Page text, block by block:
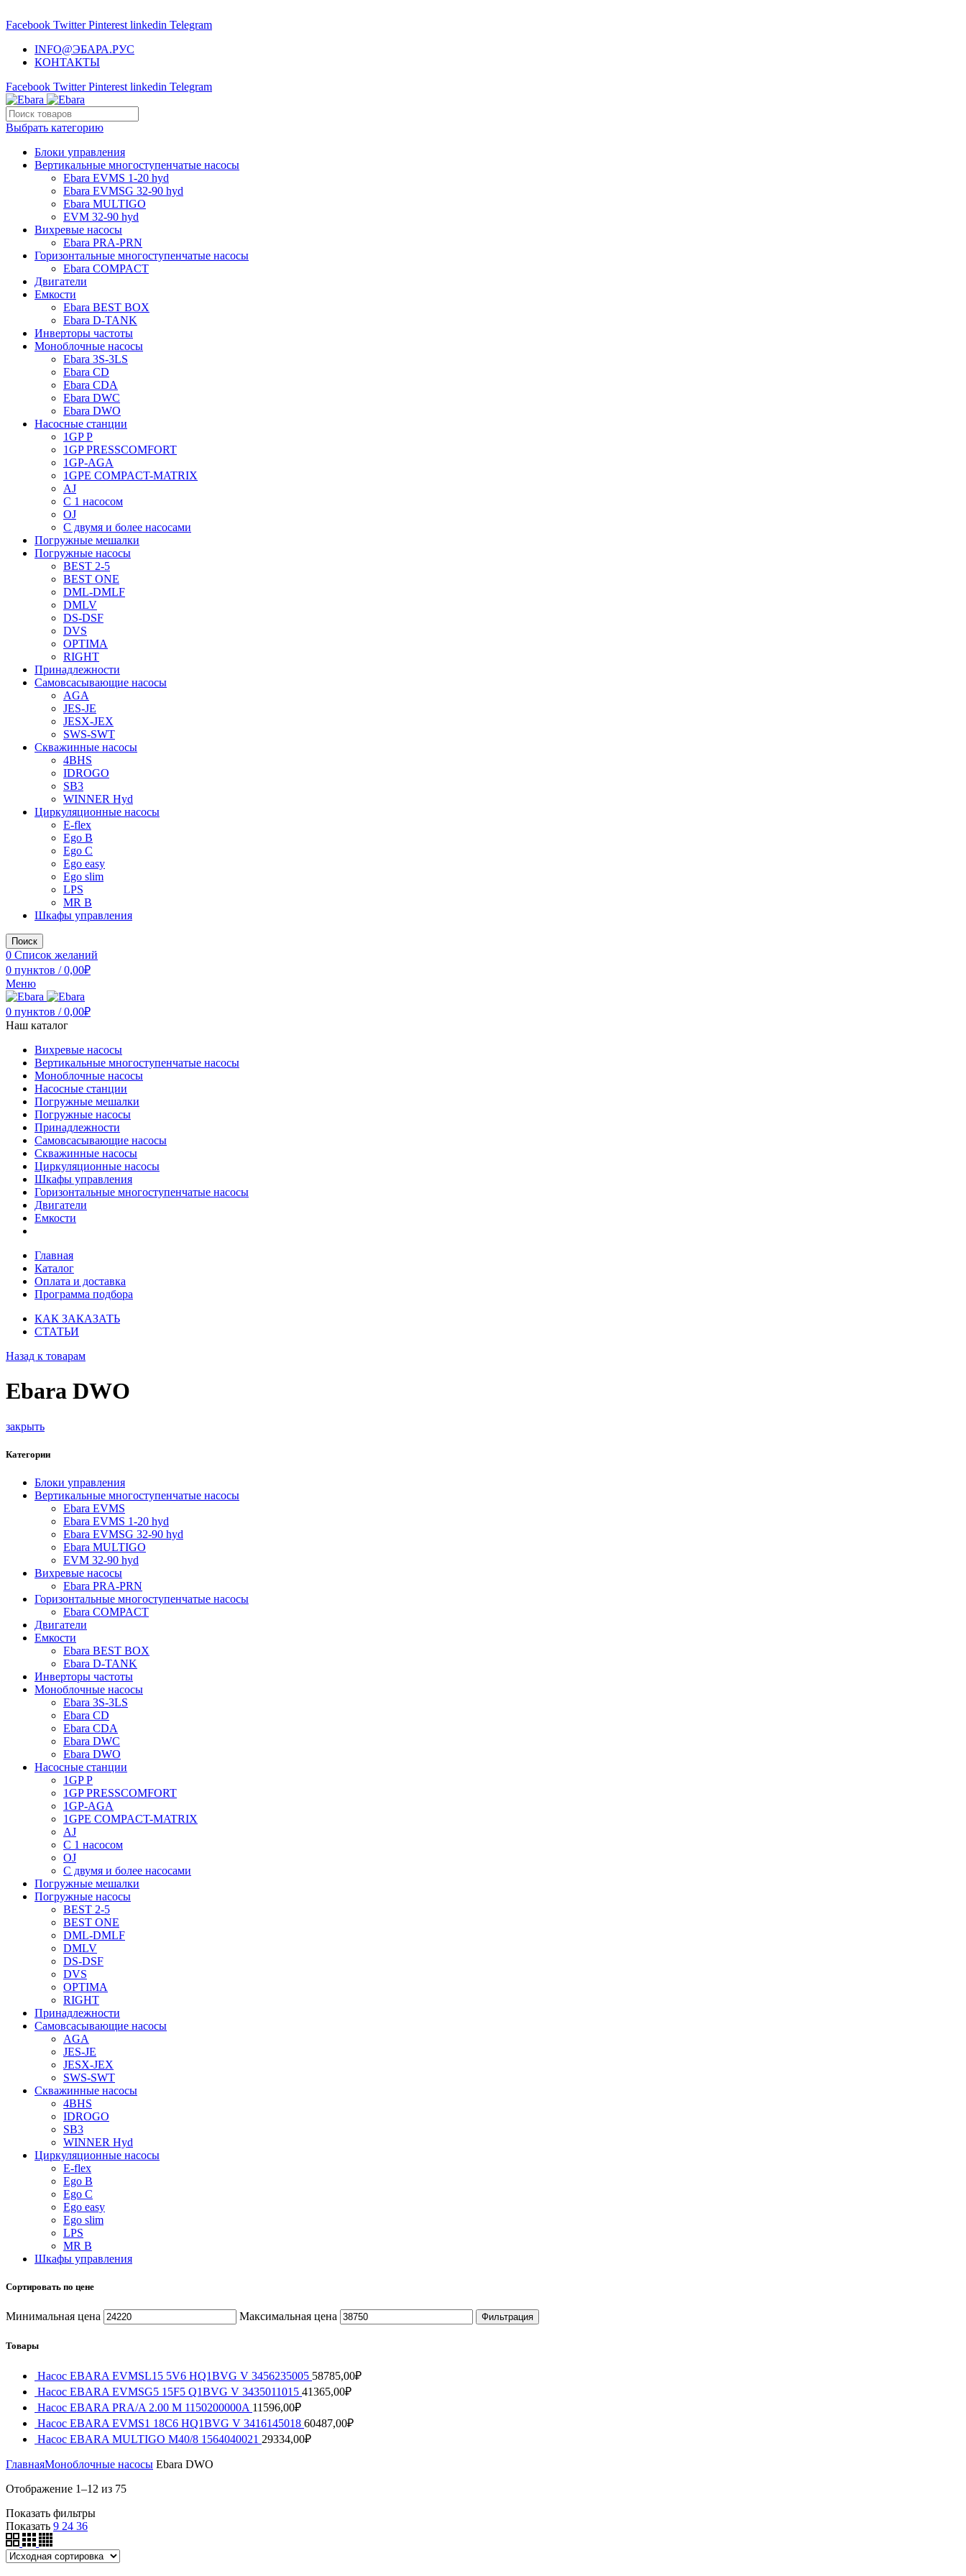
Facebook Twitter Pinterest linkedin Telegram
INFO@ЭБАРА.РУС
КОНТАКТЫ
Facebook Twitter Pinterest linkedin Telegram
Выбрать категорию
Блоки управления
Вертикальные многоступенчатые насосы
Ebara EVMS 1-20 hyd
Ebara EVMSG 32-90 hyd
Ebara MULTIGO
EVM 32-90 hyd
Вихревые насосы
Ebara PRA-PRN
Горизонтальные многоступенчатые насосы
Ebara COMPACT
Двигатели
Емкости
Ebara BEST BOX
Ebara D-TANK
Инверторы частоты
Моноблочные насосы
Ebara 3S-3LS
Ebara CD
Ebara CDA
Ebara DWC
Ebara DWO
Насосные станции
1GP P
1GP PRESSCOMFORT
1GP-AGA
1GPE COMPACT-MATRIX
AJ
C 1 насосом
OJ
С двумя и более насосами
Погружные мешалки
Погружные насосы
BEST 2-5
BEST ONE
DML-DMLF
DMLV
DS-DSF
DVS
OPTIMA
RIGHT
Принадлежности
Самовсасывающие насосы
AGA
JES-JE
JESX-JEX
SWS-SWT
Скважинные насосы
4BHS
IDROGO
SB3
WINNER Hyd
Циркуляционные насосы
E-flex
Ego B
Ego C
Ego easy
Ego slim
LPS
MR B
Шкафы управления
Поиск
0 Список желаний
0 пунктов / 0,00₽
Меню
0 пунктов / 0,00₽
Наш каталог
Вихревые насосы
Вертикальные многоступенчатые насосы
Моноблочные насосы
Насосные станции
Погружные мешалки
Погружные насосы
Принадлежности
Самовсасывающие насосы
Скважинные насосы
Циркуляционные насосы
Шкафы управления
Горизонтальные многоступенчатые насосы
Двигатели
Емкости
Главная
Каталог
Оплата и доставка
Программа подбора
КАК ЗАКАЗАТЬ
СТАТЬИ
Назад к товарам
Ebara DWO
закрыть
Категории
Блоки управления
Вертикальные многоступенчатые насосы
Ebara EVMS
Ebara EVMS 1-20 hyd
Ebara EVMSG 32-90 hyd
Ebara MULTIGO
EVM 32-90 hyd
Вихревые насосы
Ebara PRA-PRN
Горизонтальные многоступенчатые насосы
Ebara COMPACT
Двигатели
Емкости
Ebara BEST BOX
Ebara D-TANK
Инверторы частоты
Моноблочные насосы
Ebara 3S-3LS
Ebara CD
Ebara CDA
Ebara DWC
Ebara DWO
Насосные станции
1GP P
1GP PRESSCOMFORT
1GP-AGA
1GPE COMPACT-MATRIX
AJ
C 1 насосом
OJ
С двумя и более насосами
Погружные мешалки
Погружные насосы
BEST 2-5
BEST ONE
DML-DMLF
DMLV
DS-DSF
DVS
OPTIMA
RIGHT
Принадлежности
Самовсасывающие насосы
AGA
JES-JE
JESX-JEX
SWS-SWT
Скважинные насосы
4BHS
IDROGO
SB3
WINNER Hyd
Циркуляционные насосы
E-flex
Ego B
Ego C
Ego easy
Ego slim
LPS
MR B
Шкафы управления
Сортировать по цене
Минимальная цена Максимальная цена Фильтрация
Товары
Насос EBARA EVMSL15 5V6 HQ1BVG V 3456235005 58785,00₽
Насос EBARA EVMSG5 15F5 Q1BVG V 3435011015 41365,00₽
Насос EBARA PRA/A 2.00 M 1150200000A 11596,00₽
Насос EBARA EVMS1 18C6 HQ1BVG V 3416145018 60487,00₽
Насос EBARA MULTIGO M40/8 1564040021 29334,00₽
ГлавнаяМоноблочные насосы Ebara DWO
Отображение 1–12 из 75
Показать фильтры
Показать 9 24 36